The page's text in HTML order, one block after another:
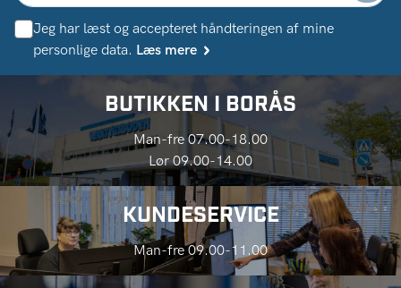
Jeg har læst og accepteret håndteringen af ​​mine
personlige data. Læs mere
BUTIKKEN I BORÅS
Man-fre 07.00-18.00
Lør 09.00-14.00
KUNDESERVICE
Man-fre 09.00-11.00